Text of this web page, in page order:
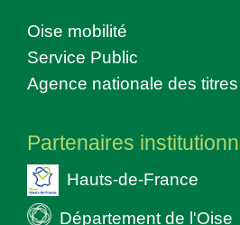
Oise mobilité
Service Public
Agence nationale des
Partenaires
Hauts-de-France
Département de l'Oise